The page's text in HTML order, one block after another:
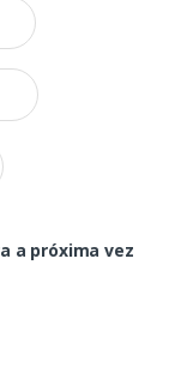
a próxima vez